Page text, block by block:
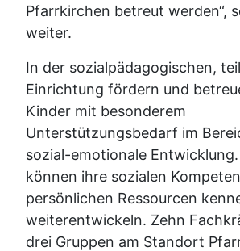
Pfarrkirchen betreut werden“,
weiter.
In der sozialpädagogischen,
Einrichtung fördern und
Kinder mit besonderem
Unterstützungsbedarf im
sozial-emotionale
können ihre sozialen
persönlichen Ressourcen
weiterentwickeln. Zehn
drei Gruppen am Standort